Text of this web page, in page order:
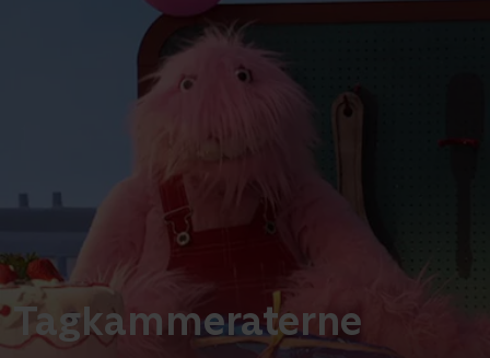
Tagkammeraterne